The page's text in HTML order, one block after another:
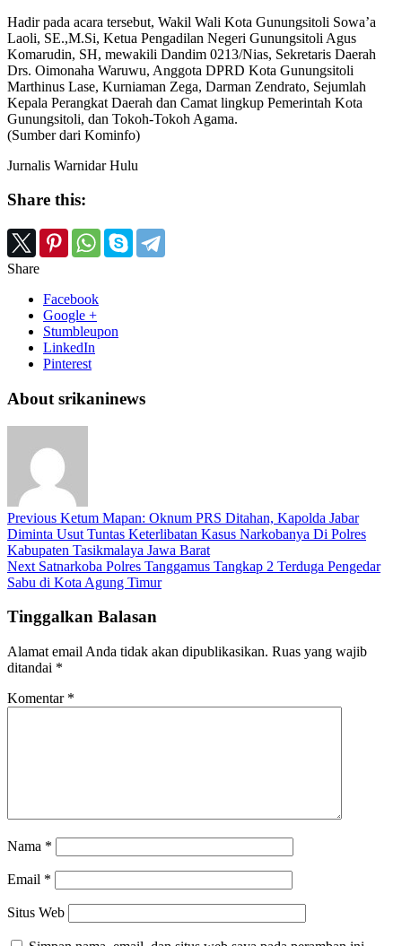
Hadir pada acara tersebut, Wakil Wali Kota Gunungsitoli Sowa’a
Laoli, SE.,M.Si, Ketua Pengadilan Negeri Gunungsitoli Agus
Komarudin, SH, mewakili Dandim 0213/Nias, Sekretaris Daerah
Drs. Oimonaha Waruwu, Anggota DPRD Kota Gunungsitoli
Marthinus Lase, Kurniaman Zega, Darman Zendrato, Sejumlah
Kepala Perangkat Daerah dan Camat lingkup Pemerintah Kota
Gunungsitoli, dan Tokoh-Tokoh Agama.
(Sumber dari Kominfo)
Jurnalis Warnidar Hulu
Share this:
Share
Facebook
Google +
Stumbleupon
LinkedIn
Pinterest
About srikaninews
Previous Ketum Mapan: Oknum PRS Ditahan, Kapolda Jabar
Diminta Usut Tuntas Keterlibatan Kasus Narkobanya Di Polres
Kabupaten Tasikmalaya Jawa Barat
Next Satnarkoba Polres Tanggamus Tangkap 2 Terduga Pengedar
Sabu di Kota Agung Timur
Tinggalkan Balasan
Alamat email Anda tidak akan dipublikasikan. Ruas yang wajib
ditandai *
Komentar *
Nama *
Email *
Situs Web